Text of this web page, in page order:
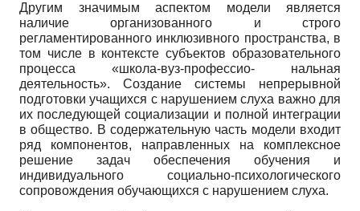
Другим значимым аспектом модели является
наличие организованного и строго
регламентированного инклюзивного пространства, в
том числе в контексте субъектов образовательного
процесса «школа-вуз-профессио- нальная
деятельность». Создание системы непрерывной
подготовки учащихся с нарушением слуха важно для
их последующей социализации и полной интеграции
в общество. В содержательную часть модели входит
ряд компонентов, направленных на комплексное
решение задач обеспечения обучения и
индивидуального социально-психологического
сопровождения обучающихся с нарушением слуха.